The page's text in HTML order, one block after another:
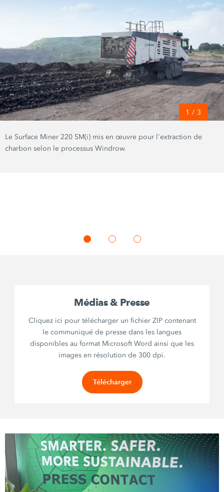
1 / 3
Le Surface Miner 220 SM(i) mis en œuvre pour l'extraction de
charbon selon le processus Windrow.
Médias & Presse
Cliquez ici pour télécharger un fichier ZIP contenant
le communiqué de presse dans les langues
disponibles au format Microsoft Word ainsi que les
images en résolution de 300 dpi.
Télécharger